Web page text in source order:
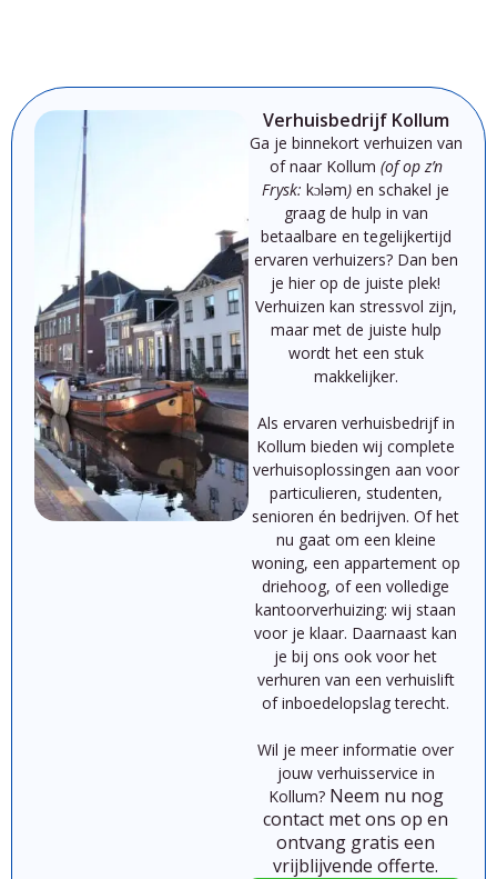
Verhuisbedrijf Kollum
Ga je binnekort verhuizen van
of naar Kollum (of op z’n
Frysk: kɔləm) en schakel je
graag de hulp in van
betaalbare en tegelijkertijd
ervaren verhuizers? Dan ben
je hier op de juiste plek!
Verhuizen kan stressvol zijn,
maar met de juiste hulp
wordt het een stuk
makkelijker.
Als ervaren verhuisbedrijfin
Kollum bieden wij complete
verhuisoplossingen aan voor
particulieren, studenten,
senioren én bedrijven. Ofhet
nu gaat om een kleine
woning, een appartement op
driehoog, ofeen volledige
kantoorverhuizing: wij staan
voor je klaar. Daarnaast kan
je bij ons ook voor het
verhuren van een verhuislift
of inboedelopslag terecht.
Wil je meer informatie over
jouw verhuisservice in
Kollum? Neem nu nog
contact met ons op en
ontvang gratis een
vrijblijvende offerte.